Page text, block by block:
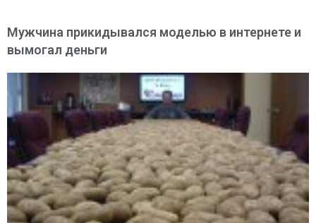
Мужчина прикидывался моделью в интернете и
вымогал деньги